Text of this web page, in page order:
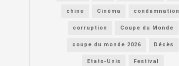
chine Cinéma condamnation
corruption Coupe du Monde
coupe du monde 2026 Décès
Etats-Unis Festival